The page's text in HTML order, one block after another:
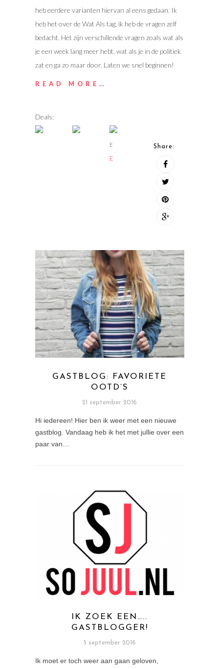
heb eerdere varianten hiervan al eens gedaan. Ik
heb het over de Wat Als tag, ik heb de vragen zelf
bedacht. Het zijn verschillende vragen zoals wat als
je een week lang meer hebt, wat als je in de politiek
zat en ga zo maar door. Laten we snel beginnen!
READ MORE…
Deals:
E
E
Share:
GASTBLOG: FAVORIETE
OOTD’S
21 september 2016
Hi iedereen! Hier ben ik weer met een nieuwe
gastblog. Vandaag heb ik het met jullie over een
paar van…
IK ZOEK EEN…..
GASTBLOGGER!
5 september 2016
Ik moet er toch weer aan gaan geloven,